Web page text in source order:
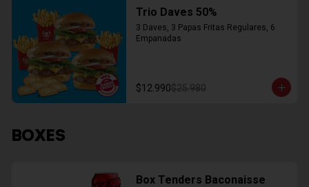
Trio Daves 50%
3 Daves, 3 Papas Fritas Regulares, 6
Empanadas
$12.990$25.980
BOXES
Box Tenders Baconaisse